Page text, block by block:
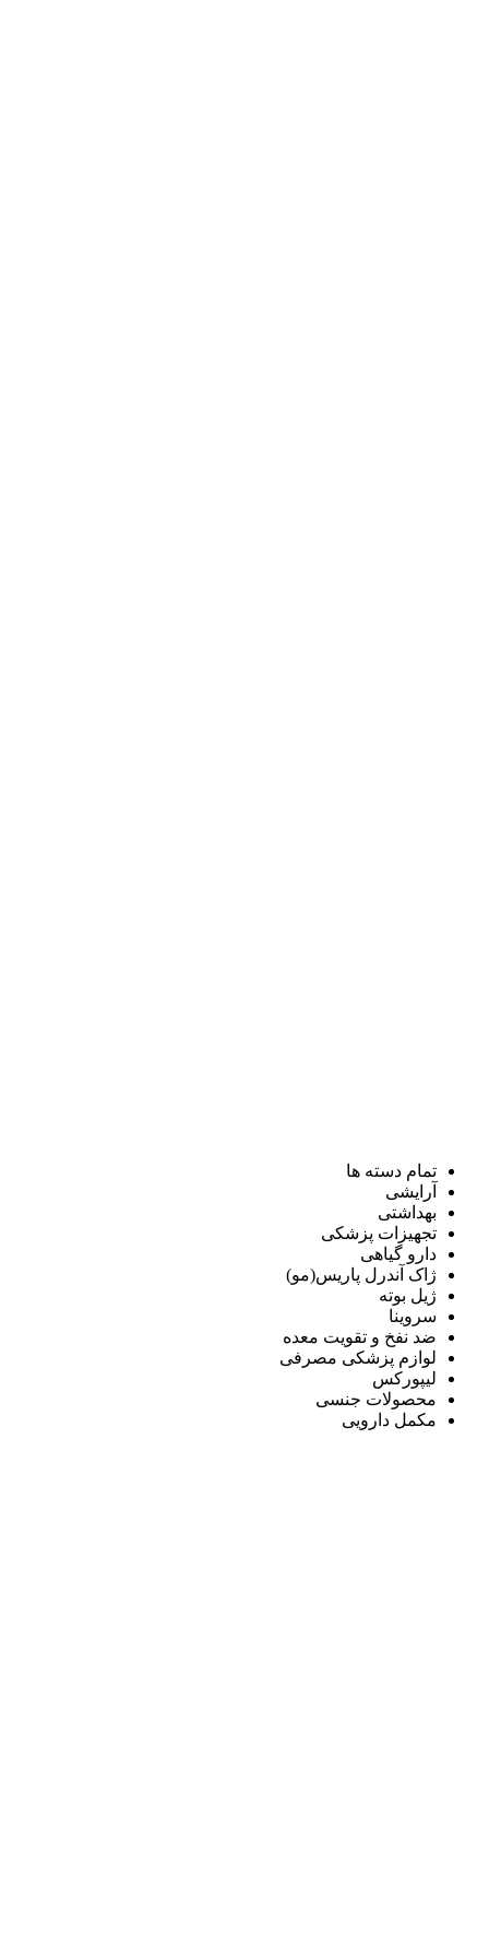
تمام دسته ها
آرایشی
بهداشتی
تجهیزات پزشکی
دارو گیاهی
ژاک آندرل پاریس(مو)
ژیل بوته
سروینا
ضد نفخ و تقویت معده
لوازم پزشکی مصرفی
لیپورکس
محصولات جنسی
مکمل دارویی